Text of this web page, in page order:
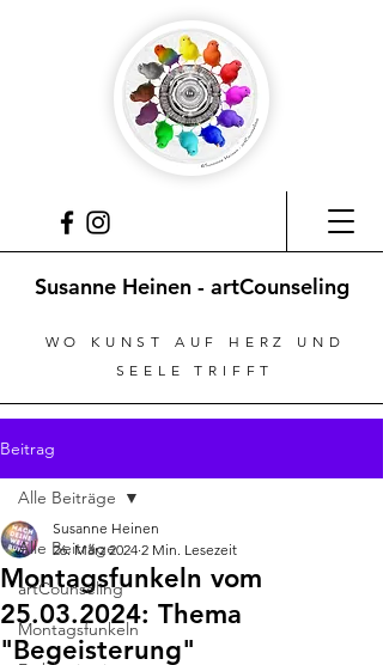
Susanne Heinen - artCounseling
WO KUNST AUF HERZ UND
SEELE TRIFFT
Beitrag
Alle Beiträge
artCounseling
Montagsfunkeln
Alle Beiträge
Montagsfunkeln vom
25.03.2024: Thema
"Begeisterung"
Susanne Heinen
26. März 2024 2 Min. Lesezeit